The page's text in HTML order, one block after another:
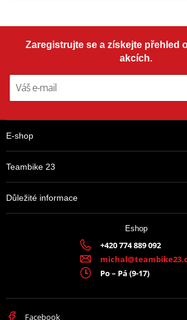
Zaregistrujte se a získejte přehled
akcích.
E-shop
Teambike 23
Důležité informace
Eshop
+420 774 889 092
Po – Pá (9-17)
Facebook